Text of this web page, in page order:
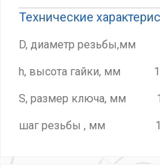
Технические
D, диаметр резьбы,мм
h, высота гайки, мм
S, размер ключа, мм
шаг резьбы , мм